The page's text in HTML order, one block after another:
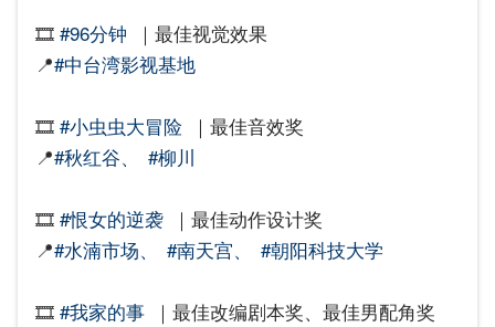
🎞️ #96分钟
｜最佳视觉效果
📍#中台湾影视基地
🎞️ #小虫虫大冒险
｜最佳音效奖
📍#秋红谷、 #柳川
🎞️ #恨女的逆袭
｜最佳动作设计奖
📍#水湳市场、 #南天宫、 #朝阳科技大学
🎞️ #我家的事
｜最佳改编剧本奖、最佳男配角奖